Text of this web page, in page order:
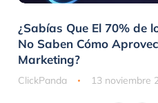
¿Sabías Que El 70% de
No Saben Cómo
Marketing?
ClickPanda 13 noviembre